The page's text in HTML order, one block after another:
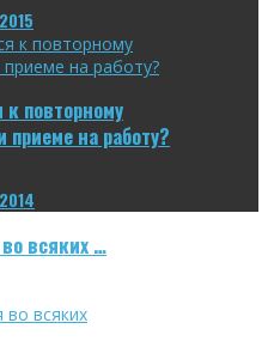
к повторному
на работу?
всяких …